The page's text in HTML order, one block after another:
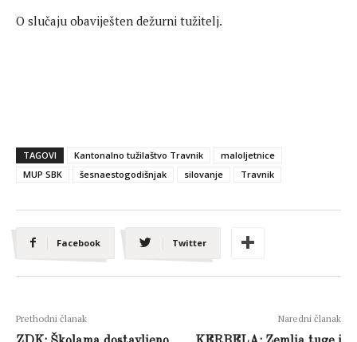
O slučaju obaviješten dežurni tužitelj.
TAGOVI Kantonalno tužilaštvo Travnik
maloljetnice
MUP SBK
šesnaestogodišnjak silovanje Travnik
Facebook Twitter
Prethodni članak Naredni članak